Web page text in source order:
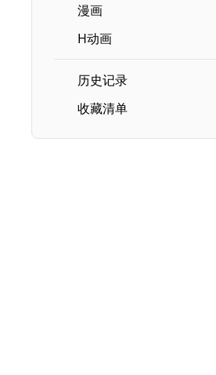
漫画
H动画
历史记录
收藏清单